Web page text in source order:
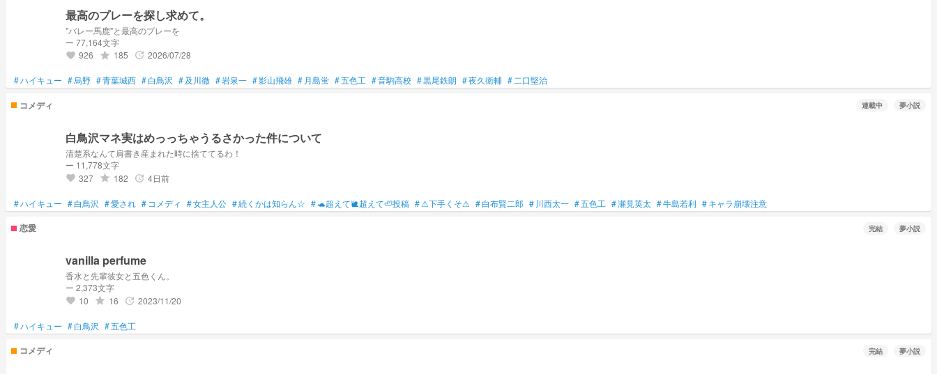
最高のプレーを探し求めて。
"バレー馬鹿"と最高のプレーを
ー 77,164文字
favorite 926 grade 185 update 2026/07/28
#ハイキュー #烏野 #青葉城西 #白鳥沢 #及川徹 #岩泉一 #影山飛雄 # 月島蛍 #五色工 #音駒高校 #黒尾鉄朗 #夜久衛輔 #二口堅治
コメディ 連載中 夢小説
白鳥沢マネ実はめっっちゃうるさかった件について
清楚系なんて肩書き産まれた時に捨ててるわ！
ー 11,778文字
favorite 327 grade 182 update 4日前
#ハイキュー #白鳥沢 #愛され # コメディ #女主人公 #続くかは知らん☆ #🐢超えて🐌超えて🦥投稿 #⚠下手くそ⚠ #白布賢二郎 # 川西太一 #五色工 #瀬見英太 #牛島若利 #キャラ崩壊注意
恋愛 完結 夢小説
vanilla perfume
香水と先輩彼女と五色くん。
ー 2,373文字
favorite 10 grade 16 update 2023/11/20
#ハイキュー #白鳥沢 #五色工
コメディ 完結 夢小説